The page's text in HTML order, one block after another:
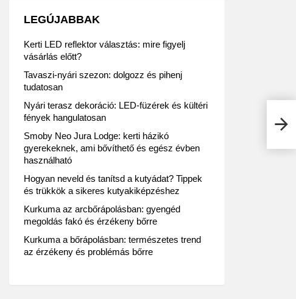
4-től
LEGÚJABBAK
Kerti LED reflektor választás: mire figyelj
vásárlás előtt?
Tavaszi-nyári szezon: dolgozz és pihenj
tudatosan
Nyári terasz dekoráció: LED-füzérek és kültéri
fények hangulatosan
Smoby Neo Jura Lodge: kerti házikó
gyerekeknek, ami bővíthető és egész évben
használható
Hogyan neveld és tanítsd a kutyádat? Tippek
és trükkök a sikeres kutyakiképzéshez
Kurkuma az arcbőrápolásban: gyengéd
megoldás fakó és érzékeny bőrre
Kurkuma a bőrápolásban: természetes trend
az érzékeny és problémás bőrre